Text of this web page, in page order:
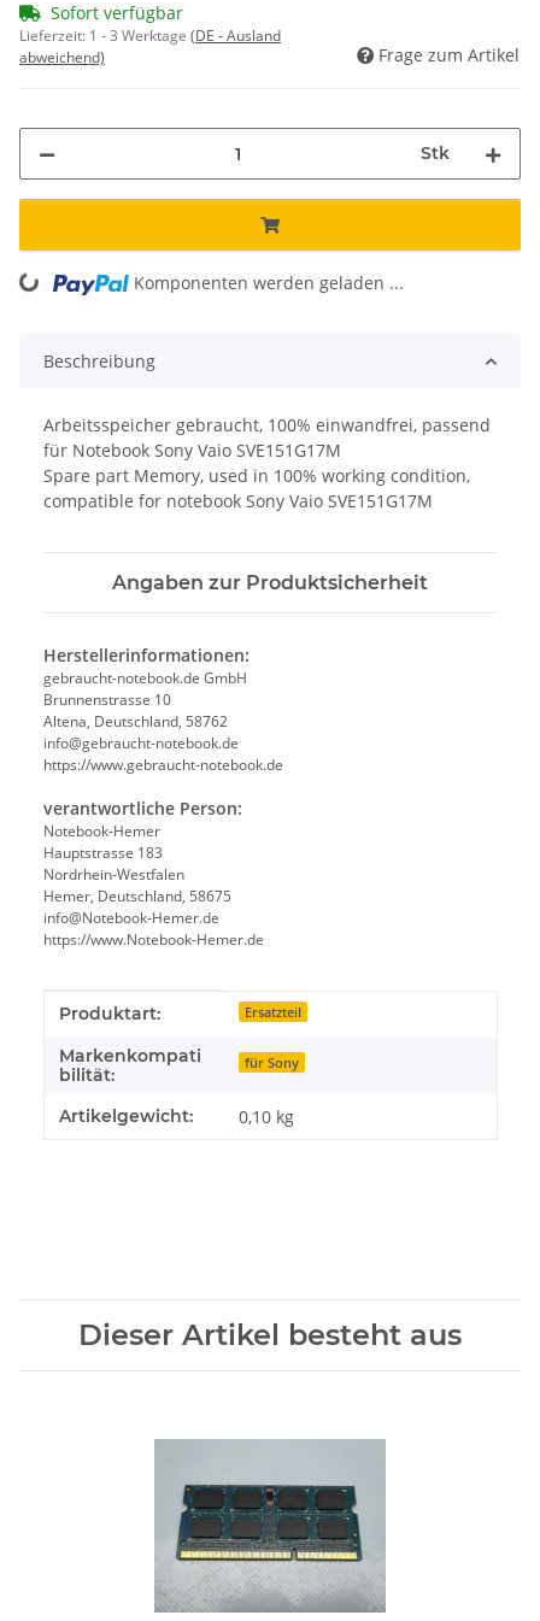
Sofort verfügbar
Lieferzeit: 1 - 3 Werktage (DE - Ausland
abweichend)
Frage zum Artikel
Stk
Komponenten werden geladen ...
Beschreibung
Arbeitsspeicher gebraucht, 100% einwandfrei, passend
für Notebook Sony Vaio SVE151G17M
Spare part Memory, used in 100% working condition,
compatible for notebook Sony Vaio SVE151G17M
Angaben zur Produktsicherheit
Herstellerinformationen:
gebraucht-notebook.de GmbH
Brunnenstrasse 10
Altena, Deutschland, 58762
info@gebraucht-notebook.de
https://www.gebraucht-notebook.de
verantwortliche Person:
Notebook-Hemer
Hauptstrasse 183
Nordrhein-Westfalen
Hemer, Deutschland, 58675
info@Notebook-Hemer.de
https://www.Notebook-Hemer.de
Produkteigenschaft
Wert
Produktart: Ersatzteil
Markenkompati
bilität:
für Sony
Artikelgewicht: 0,10 kg
Dieser Artikel besteht aus